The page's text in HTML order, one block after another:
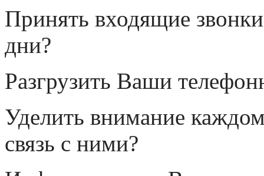
Принять входящие
дни?
Разгрузить Ваши
Уделить внимание
связь с ними?